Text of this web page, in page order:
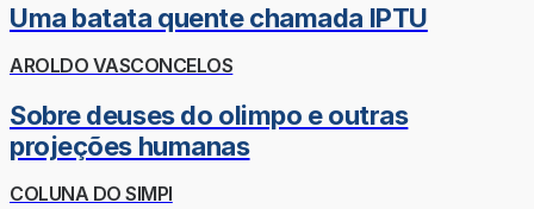
Uma batata quente chamada IPTU
AROLDO VASCONCELOS
Sobre deuses do olimpo e outras
projeções humanas
COLUNA DO SIMPI